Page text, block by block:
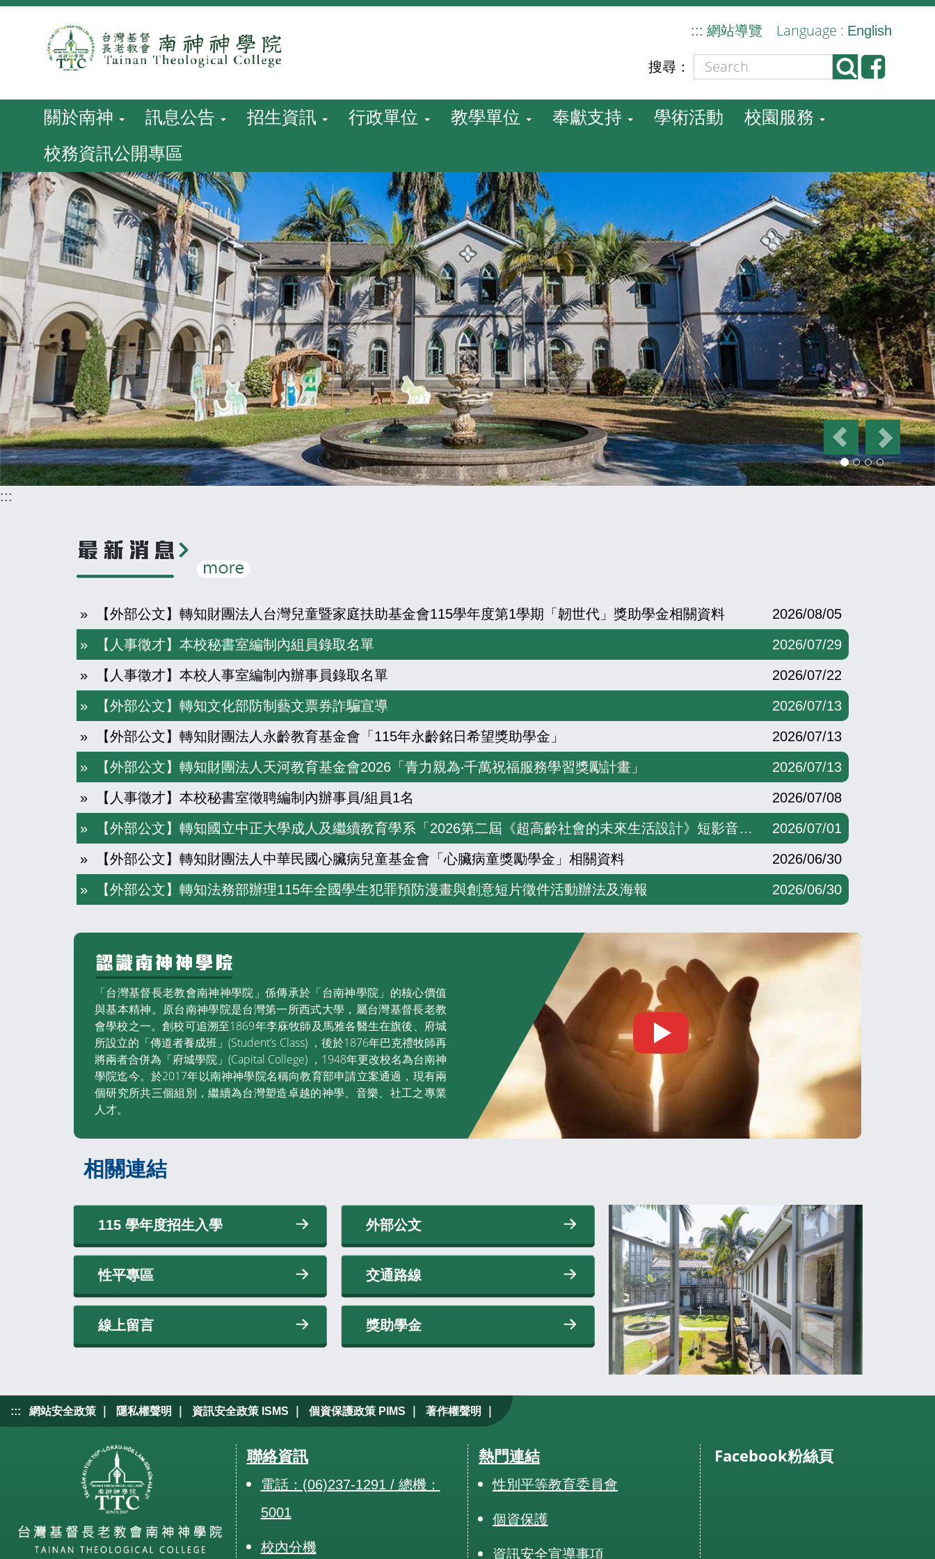
跳
::: 網站導覽 Language : English
搜尋：
關於南神 訊息公告 招生資訊 行政單位 教學單位 奉獻支持 學術活動
校園服務
校務資訊公開專區
P
r
e
v
N
e
x
t
:::
» 【外部公文】轉知財團法人台灣兒童暨家庭扶助基金會115學年度第1學期「韌世代」獎助學金相關資料
2026/08/05
» 【人事徵才】本校秘書室編制內組員錄取名單
2026/07/29
» 【人事徵才】本校人事室編制內辦事員錄取名單
2026/07/22
» 【外部公文】轉知文化部防制藝文票券詐騙宣導
2026/07/13
» 【外部公文】轉知財團法人永齡教育基金會「115年永齡銘日希望獎助學金」
2026/07/13
» 【外部公文】轉知財團法人天河教育基金會2026「青力親為‧千萬祝福服務學習獎勵計畫」
2026/07/13
» 【人事徵才】本校秘書室徵聘編制內辦事員/組員1名
2026/07/08
» 【外部公文】轉知國立中正大學成人及繼續教育學系「2026第二屆《超高齡社會的未來生活設計》短影音競賽」
2026/07/01
» 【外部公文】轉知財團法人中華民國心臟病兒童基金會「心臟病童獎勵學金」相關資料
2026/06/30
» 【外部公文】轉知法務部辦理115年全國學生犯罪預防漫畫與創意短片徵件活動辦法及海報
2026/06/30
「台灣基督長老教會南神神學院」係傳承於「台南神學院」的核心價值
與基本精神。原台南神學院是台灣第一所西式大學，屬台灣基督長老教
會學校之一。創校可追溯至1869年李庥牧師及馬雅各醫生在旗後、府城
所設立的「傳道者養成班」(Student’s Class) ，後於1876年巴克禮牧師再
將兩者合併為「府城學院」(Capital College) ，1948年更改校名為台南神
學院迄今。於2017年以南神神學院名稱向教育部申請立案通過，現有兩
個研究所共三個組別，繼續為台灣塑造卓越的神學、音樂、社工之專業
人才。
相關連結
115 學年度招生入學
性平專區
線上留言
外部公文
交通路線
獎助學金
::: 網站安全政策 | 隱私權聲明 | 資訊安全政策 ISMS | 個資保護政策 PIMS | 著作權聲明 |
聯絡資訊
電話：(06)237-1291 / 總機：
5001
校內分機
熱門連結
性別平等教育委員會
個資保護
資訊安全宣導事項
Facebook粉絲頁